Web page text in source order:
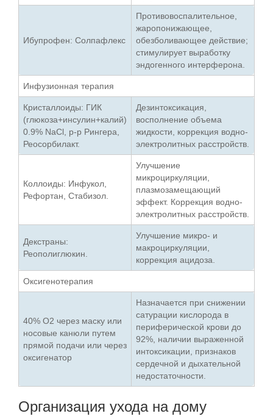
Ибупрофен: Солпафлекс
Противовоспалительное,
жаропонижающее,
обезболивающее действие;
стимулирует выработку
эндогенного интерферона.
Инфузионная терапия
Кристаллоиды: ГИК
(глюкоза+инсулин+калий)
0.9% NaCl, р-р Рингера,
Реосорбилакт.
Дезинтоксикация,
восполнение объема
жидкости, коррекция водно-
электролитных расстройств.
Коллоиды: Инфукол,
Рефортан, Стабизол.
Улучшение
микроциркуляции,
плазмозамещающий
эффект. Коррекция водно-
электролитных расстройств.
Декстраны:
Реополиглюкин.
Улучшение микро- и
макроциркуляции,
коррекция ацидоза.
Оксигенотерапия
40% О2 через маску или
носовые канюли путем
прямой подачи или через
оксигенатор
Назначается при снижении
сатурации кислорода в
периферической крови до
92%, наличии выраженной
интоксикации, признаков
сердечной и дыхательной
недостаточности.
Организация ухода на дому